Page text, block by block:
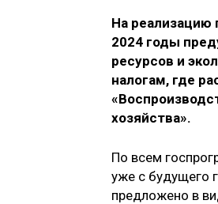
На
2024 годы
ресурсов и
налогам, где
хозяйства».
По всем
уже с будущего
предложено в